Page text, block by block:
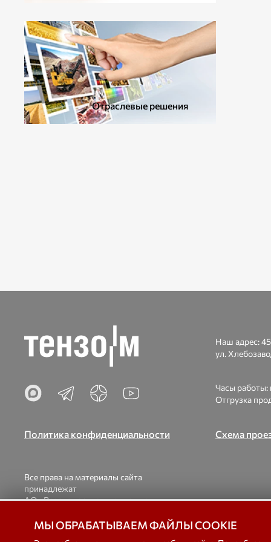
Отраслевые решения
Политика конфиденциальности
Наш адрес:
ул.
Часы работы:
Отгрузка
Схема
Все права на материалы сайта
принадлежат
АО «Весоизмерительная компания
При использовании материалов ссылка на
© 1998-2026
МЫ ОБРАБАТЫВАЕМ ФАЙЛЫ COOKIE